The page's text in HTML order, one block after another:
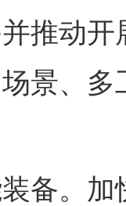
推动
景、
。加